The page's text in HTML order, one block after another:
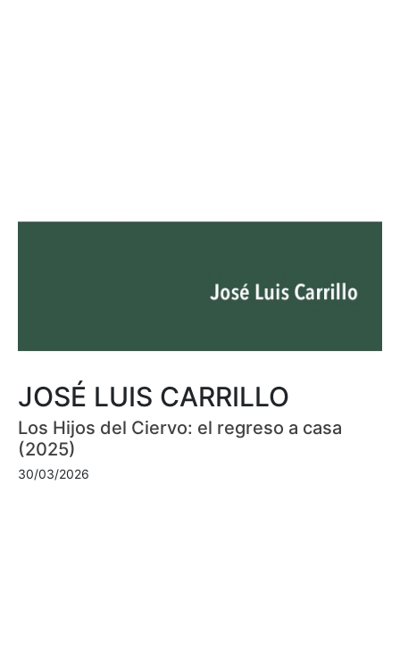
JOSÉ LUIS CARRILLO
Los Hijos del Ciervo: el regreso a casa
(2025)
30/03/2026